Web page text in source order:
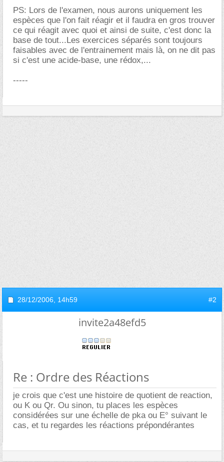
PS: Lors de l'examen, nous aurons uniquement les
espèces que l'on fait réagir et il faudra en gros trouver
ce qui réagit avec quoi et ainsi de suite, c'est donc la
base de tout...Les exercices séparés sont toujours
faisables avec de l'entrainement mais là, on ne dit pas
si c'est une acide-base, une rédox,...
-----
28/12/2006, 14h59 #2
invite2a48efd5
Re : Ordre des Réactions
je crois que c'est une histoire de quotient de reaction,
ou K ou Qr. Ou sinon, tu places les espèces
considérées sur une échelle de pka ou E° suivant le
cas, et tu regardes les réactions prépondérantes